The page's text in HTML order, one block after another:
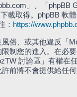
」、「phpBB
下載取得。phpBB 軟
： https://
俗、或其他違反「
制您的進入。在必
討論區」有權在
前將不會提供給任